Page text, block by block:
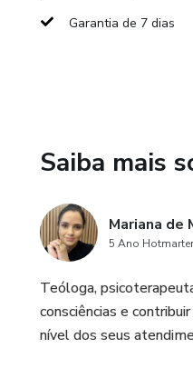
Garantia de 7 dias
Saiba mais
Mariana de
5 Ano Hotmarter
Teóloga,
consciências e
nível dos seus